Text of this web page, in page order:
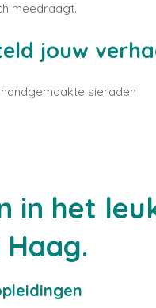
meedraagt.
jouw
sieraden
in het